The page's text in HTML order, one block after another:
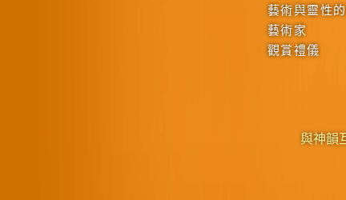
藝術與靈性
藝術家
觀賞禮儀
與神韻